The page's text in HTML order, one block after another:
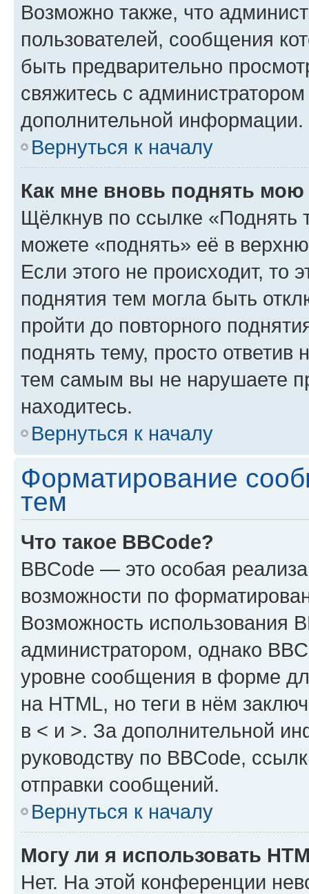
Возможно также, что
пользователей, сообщения
быть предварительно
свяжитесь с
дополнительной информации.
Вернуться к началу
Как мне вновь поднять мою
Щёлкнув по ссылке «Поднять
можете «поднять» её в
Если этого не происходит, то
поднятия тем могла быть
пройти до повторного
поднять тему, просто ответив
тем самым вы не нарушаете
находитесь.
Вернуться к началу
Форматирование
тем
Что такое BBCode?
BBCode — это особая
возможности по
Возможность использования
администратором, однако
уровне сообщения в форме
на HTML, но теги в нём
в < и >. За дополнительной
руководству по BBCode,
отправки сообщений.
Вернуться к началу
Могу ли я использовать
Нет. На этой конференции